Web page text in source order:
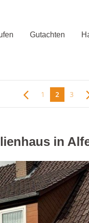
Gutachten
1 2 3
in